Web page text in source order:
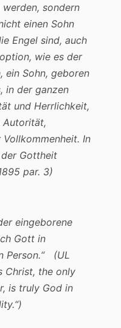
sondern
einen Sohn
Engel sind, auch
wie es der
ein Sohn, geboren
in der ganzen
und Herrlichkeit,
Autorität,
In
Gottheit
par. 3)
eingeborene
Gott in
Person.“(UL
Christ, the only
is truly God in
.“)